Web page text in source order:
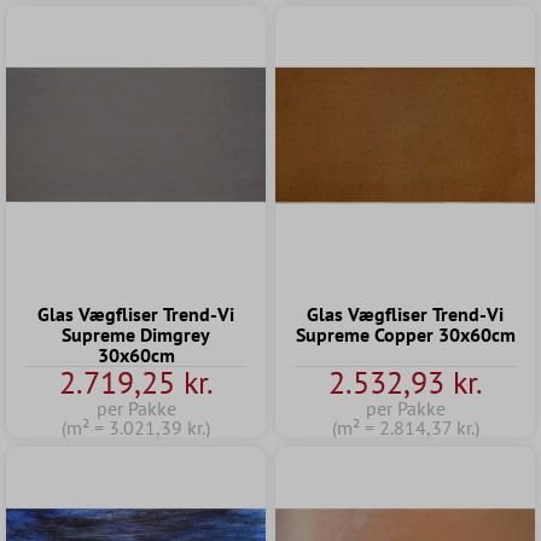
Glas Vægfliser Trend-Vi
Supreme Dimgrey
30x60cm
2.719,25 kr.
per Pakke
(m² = 3.021,39 kr.)
Glas Vægfliser Trend-Vi
Supreme Copper 30x60cm
2.532,93 kr.
per Pakke
(m² = 2.814,37 kr.)